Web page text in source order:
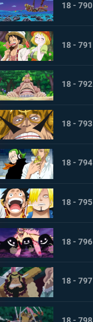
18 - 790
18 - 791
18 - 792
18 - 793
18 - 794
18 - 795
18 - 796
18 - 797